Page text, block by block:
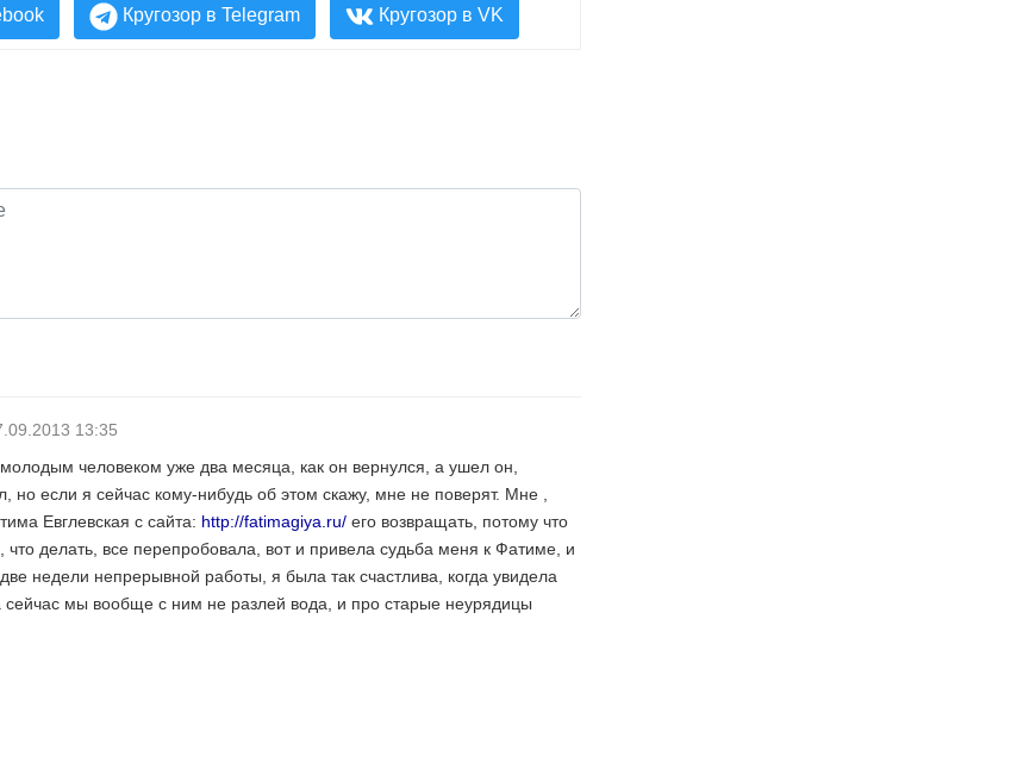
Кругозор в Telegram Кругозор в VK
13:35
человеком уже два месяца, как он вернулся, а ушел он,
но если я сейчас кому-нибудь об этом скажу, мне не поверят. Мне ,
Евглевская с сайта: http://fatimagiya.ru/его возвращать, потому что
делать, все перепробовала, вот и привела судьба меня к Фатиме, и
недели непрерывной работы, я была так счастлива, когда увидела
сейчас мы вообще с ним не разлей вода, и про старые неурядицы